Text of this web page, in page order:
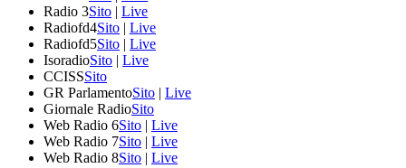
Radio 3Sito | Live
Radiofd4Sito | Live
Radiofd5Sito | Live
IsoradioSito | Live
CCISSSito
GR ParlamentoSito | Live
Giornale RadioSito
Web Radio 6Sito | Live
Web Radio 7Sito | Live
Web Radio 8Sito | Live